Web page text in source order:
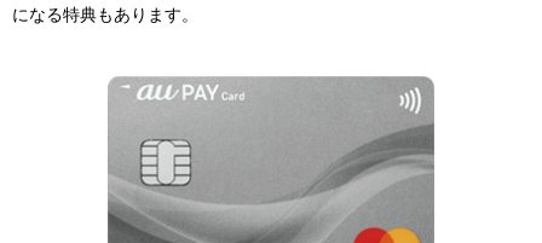
になる特典もあります。